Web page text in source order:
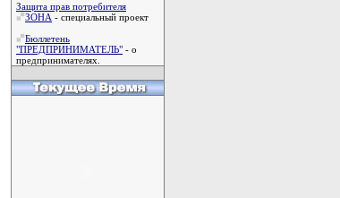
Защита прав потребителя
ЗОНА - специальный проект
Бюллетень
"ПРЕДПРИНИМАТЕЛЬ" - о
предпринимателях.